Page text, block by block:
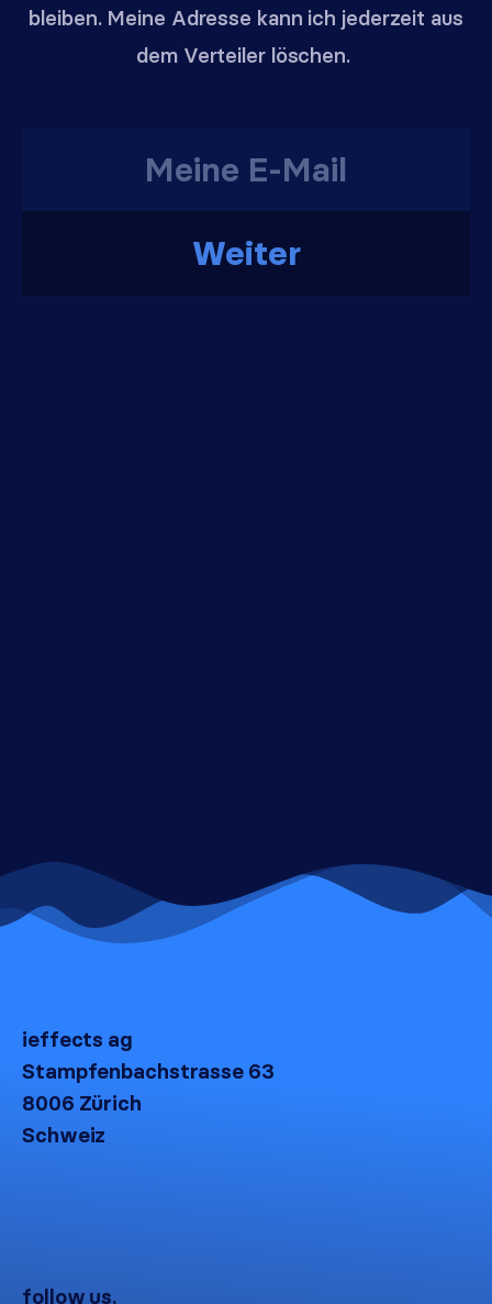
bleiben. Meine Adresse kann ich jederzeit aus
dem Verteiler löschen.
Weiter
ieffects ag
Stampfenbachstrasse 63
8006 Zürich
Schweiz
follow us.